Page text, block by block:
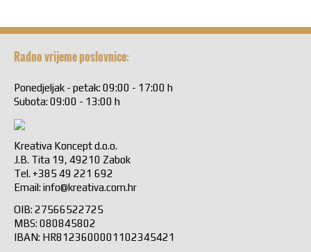
Radno vrijeme poslovnice:
Ponedjeljak - petak: 09:00 - 17:00 h
Subota: 09:00 - 13:00 h
Kreativa Koncept d.o.o.
J.B. Tita 19, 49210 Zabok
Tel. +385 49 221 692
Email: info@kreativa.com.hr
OIB: 27566522725
MBS: 080845802
IBAN: HR8123600001102345421